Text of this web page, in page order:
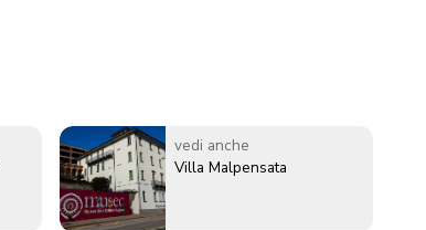
vedi anche
Villa Malpensata